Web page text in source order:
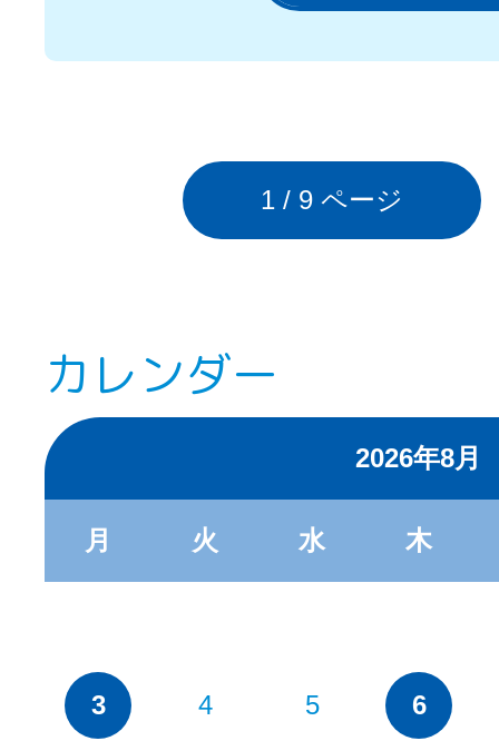
1 / 9 ページ
カレンダー
2026年8月
月 火 水 木
3 4 5 6